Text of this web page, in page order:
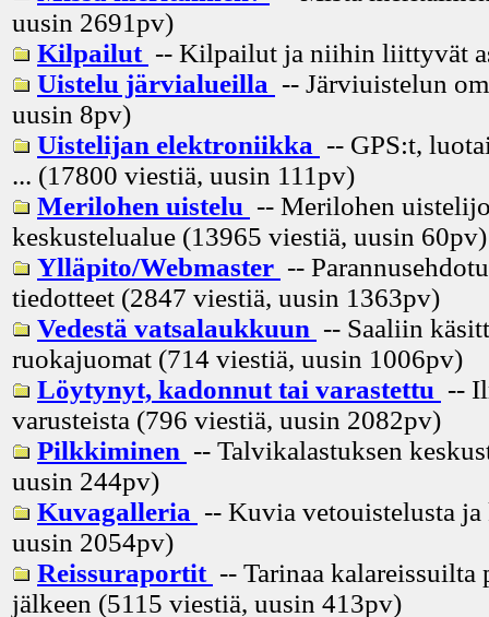
uusin 2691pv)
Kilpailut -- Kilpailut ja niihin liittyvät
Uistelu järvialueilla -- Järviuistelun
uusin 8pv)
Uistelijan elektroniikka -- GPS:t,
... (17800 viestiä, uusin 111pv)
Merilohen uistelu -- Merilohen
keskustelualue (13965 viestiä, uusin 60pv)
Ylläpito/Webmaster --
tiedotteet (2847 viestiä, uusin 1363pv)
Vedestä vatsalaukkuun -- Saaliin
ruokajuomat (714 viestiä, uusin 1006pv)
Löytynyt, kadonnut tai varastettu --
varusteista (796 viestiä, uusin 2082pv)
Pilkkiminen -- Talvikalastuksen
uusin 244pv)
Kuvagalleria -- Kuvia vetouistelusta
uusin 2054pv)
Reissuraportit -- Tarinaa kalareissuilta
jälkeen (5115 viestiä, uusin 413pv)